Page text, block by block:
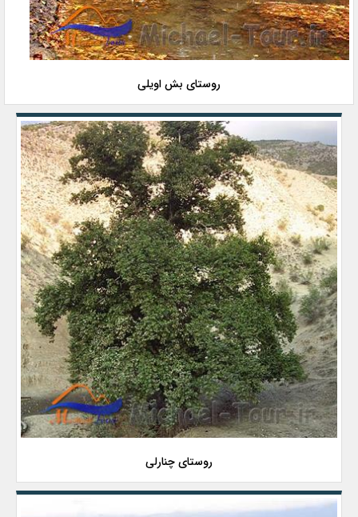
روستای بش اویلی
روستای چنارلی